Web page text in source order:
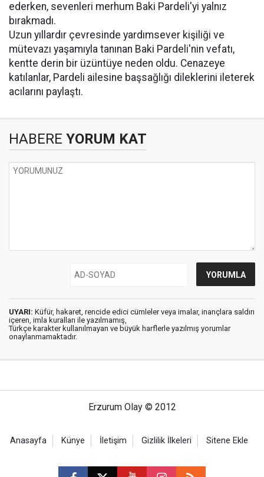
ederken, sevenleri merhum Baki Pardeli'yi yalnız
bırakmadı.
Uzun yıllardır çevresinde yardımsever kişiliği ve
mütevazı yaşamıyla tanınan Baki Pardeli'nin vefatı,
kentte derin bir üzüntüye neden oldu. Cenazeye
katılanlar, Pardeli ailesine başsağlığı dileklerini ileterek
acılarını paylaştı.
HABERE YORUM KAT
UYARI: Küfür, hakaret, rencide edici cümleler veya imalar, inançlara saldırı
içeren, imla kuralları ile yazılmamış,
Türkçe karakter kullanılmayan ve büyük harflerle yazılmış yorumlar
onaylanmamaktadır.
Erzurum Olay © 2012
Anasayfa Künye İletişim Gizlilik İlkeleri Sitene Ekle